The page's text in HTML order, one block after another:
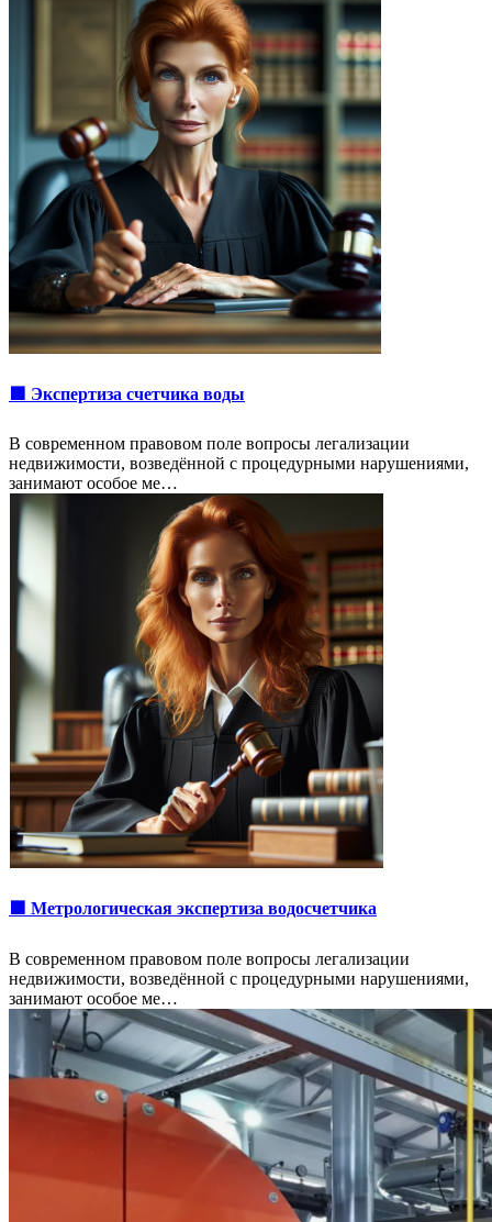
🟩 Экспертиза счетчика воды
В современном правовом поле вопросы легализации
недвижимости, возведённой с процедурными нарушениями,
занимают особое ме…
🟩 Метрологическая экспертиза водосчетчика
В современном правовом поле вопросы легализации
недвижимости, возведённой с процедурными нарушениями,
занимают особое ме…